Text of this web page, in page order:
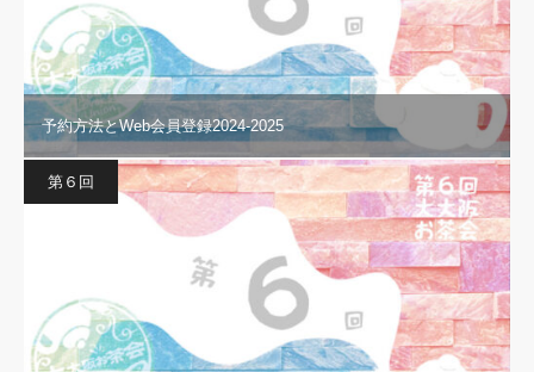
予約方法とWeb会員登録2024-2025
第６回